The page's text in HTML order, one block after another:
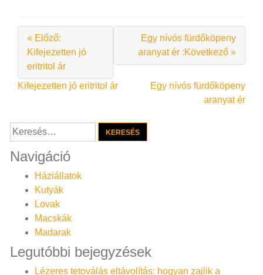
« Előző:
Kifejezetten jó
eritritol ár
Egy nívós fürdőköpeny
aranyat ér :Következő »
Bejegyzés
Kifejezetten jó eritritol ár
Egy nívós fürdőköpeny
aranyat ér
Keresés:
Navigáció
Háziállatok
Kutyák
Lovak
Macskák
Madarak
Legutóbbi bejegyzések
Lézeres tetoválás eltávolítás: hogyan zajlik a